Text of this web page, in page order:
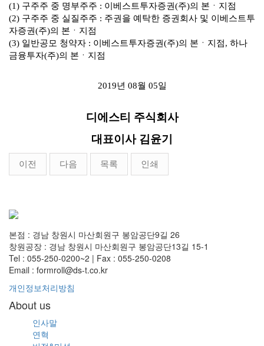
(1) 구주주 중 명부주주 : 이베스트투자증권(주)의 본ㆍ지점
(2) 구주주 중 실질주주 : 주권을 예탁한 증권회사 및 이베스트투
자증권(주)의 본ㆍ지점
(3) 일반공모 청약자 : 이베스트투자증권(주)의 본ㆍ지점, 하나
금융투자(주)의 본ㆍ지점
2019년 08월 05일
디에스티 주식회사
대표이사 김윤기
이전 다음 목록 인쇄
본점 : 경남 창원시 마산회원구 봉암공단9길 26
창원공장 : 경남 창원시 마산회원구 봉암공단13길 15-1
Tel : 055-250-0200~2 | Fax : 055-250-0208
Email : formroll@ds-t.co.kr
개인정보처리방침
About us
인사말
연혁